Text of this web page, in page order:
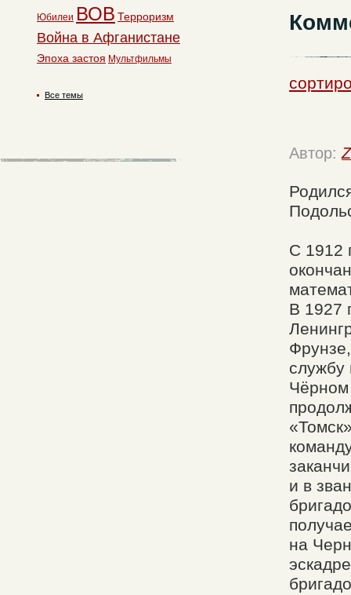
Автор:
С 1912
В 1927
службу
Чёрном
и в
на
Юбилеи ВОВ Терроризм
Война в Афганистане
Эпоха застоя Мультфильмы
Все темы